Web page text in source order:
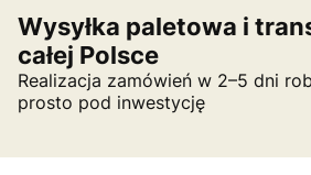
Wysyłka paletowa i
całej Polsce
Realizacja zamówień w 2–5 dni
prosto pod inwestycję